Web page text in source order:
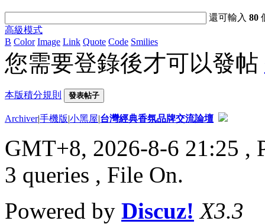
還可輸入80
高級模式
B Color Image Link Quote Code Smilies
您需要登錄後才可以發帖
本版積分規則 發表帖子
Archiver|手機版|小黑屋|台灣經典香氛品牌交流論壇
GMT+8, 2026-8-6 21:25 ,
3 queries , File On.
Powered by Discuz! X3.3